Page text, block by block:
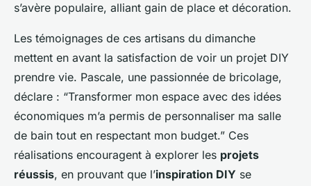
s’avère populaire, alliant gain de place et décoration.
Les témoignages de ces artisans du dimanche
mettent en avant la satisfaction de voir un projet DIY
prendre vie. Pascale, une passionnée de bricolage,
déclare : “Transformer mon espace avec des idées
économiques m’a permis de personnaliser ma salle
de bain tout en respectant mon budget.” Ces
réalisations encouragent à explorer les projets
réussis, en prouvant que l’inspiration DIY se